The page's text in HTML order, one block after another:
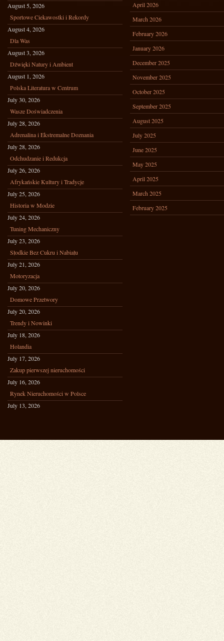
August 5, 2026
Sportowe Ciekawostki i Rekordy
August 4, 2026
Dla Was
August 3, 2026
Dźwięki Natury i Ambient
August 1, 2026
Polska Literatura w Centrum
July 30, 2026
Wasze Doświadczenia
July 28, 2026
Adrenalina i Ekstremalne Doznania
July 28, 2026
Odchudzanie i Redukcja
July 26, 2026
Afrykańskie Kultury i Tradycje
July 25, 2026
Historia w Modzie
July 24, 2026
Tuning Mechaniczny
July 23, 2026
Słodkie Bez Cukru i Nabiału
July 21, 2026
Motoryzacja
July 20, 2026
Domowe Przetwory
July 20, 2026
Trendy i Nowinki
July 18, 2026
Holandia
July 17, 2026
Zakup pierwszej nieruchomości
July 16, 2026
Rynek Nieruchomości w Polsce
July 13, 2026
April 2026
March 2026
February 2026
January 2026
December 2025
November 2025
October 2025
September 2025
August 2025
July 2025
June 2025
May 2025
April 2025
March 2025
February 2025